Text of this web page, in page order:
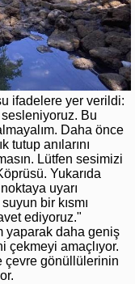
ifadelere yer verildi:
Bu
Daha önce
tutup anılarını
Lütfen sesimizi
Yukarıda
uyarı
bir kısmı
ediyoruz."
yaparak daha geniş
çekmeyi amaçlıyor.
çevre gönüllülerinin